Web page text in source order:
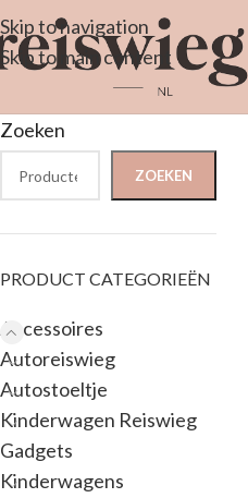
Skip to navigation
Skip to main content
Zoeken
ZOEKEN
PRODUCT CATEGORIEËN
Accessoires
Autoreiswieg
Autostoeltje
Kinderwagen Reiswieg
Gadgets
Kinderwagens